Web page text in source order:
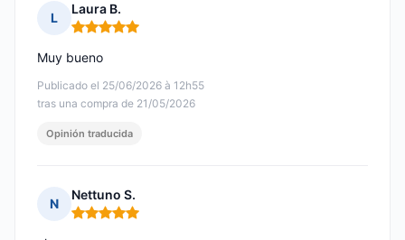
L
Laura B.
Nota: 5 de 5
Publicado el 25/06/2026 à 12h55
tras una compra de 21/05/2026
Muy bueno
Opinión traducida
N
Nettuno S.
Nota: 5 de 5